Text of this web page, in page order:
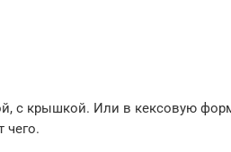
с крышкой. Или в кексовую
чего.